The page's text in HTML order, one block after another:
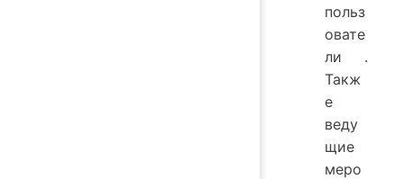
польз
овате
ли .
Такж
е
веду
щие
меро